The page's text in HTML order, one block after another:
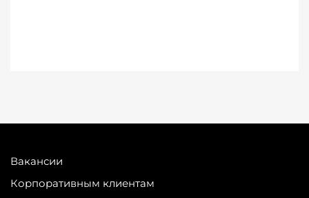
Вакансии
Корпоративным клиентам